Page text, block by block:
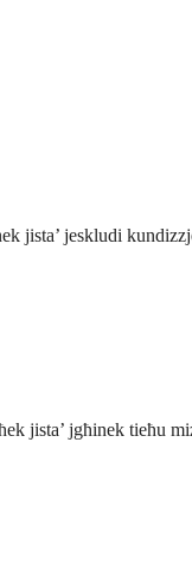
jista’ jeskludi
jista’ jgħinek tieħu